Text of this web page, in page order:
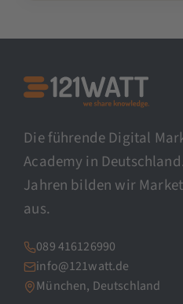
Die führende Digital
Academy in
Jahren bilden wir
aus.
089 416126990
info@121watt.de
München, Deutschland